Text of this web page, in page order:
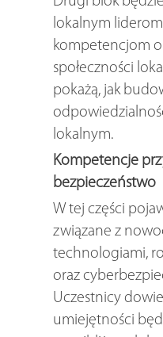
lokalnym
kompetencjom
społeczności
pokażą, jak
lokalnym.
Kompetencje
bezpieczeństwo
W tej części
związane z
technologiami,
oraz
Uczestnicy
umiejętności